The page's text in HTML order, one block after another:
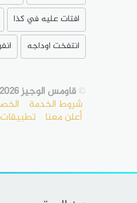
افتات عليه في كذا
انتفخت اوداجه
©قاومس الوجيز 2026
شروط الخدمة
أعلن معنا تطبيقات